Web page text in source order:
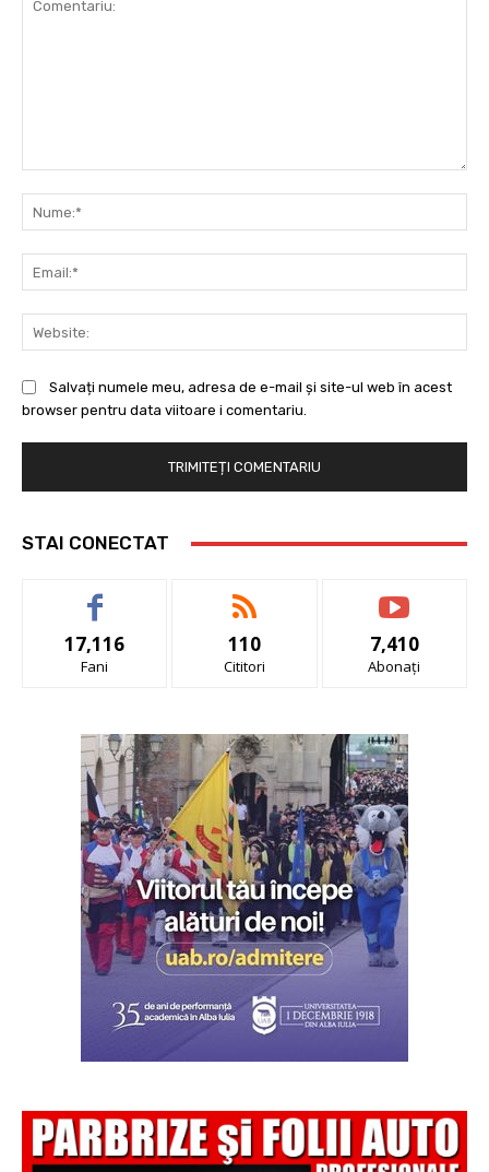
Salvați numele meu, adresa de e-mail și site-ul web în acest
browser pentru data viitoare i comentariu.
STAI CONECTAT
17,116
Fani
110
Cititori
7,410
Abonați